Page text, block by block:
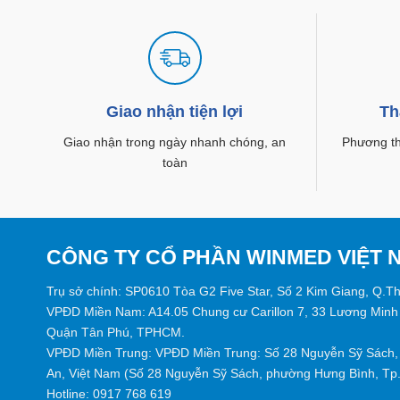
Giao nhận tiện lợi
Giao nhận trong ngày nhanh chóng, an
toàn
Phương
CÔNG TY CỔ PHẦN WINMED VIỆT
Trụ sở chính: SP0610 Tòa G2 Five Star, Số 2 Kim Giang,
VPĐD Miền Nam: A14.05 Chung cư Carillon 7, 33 Lương
Quận Tân Phú, TPHCM.
VPĐD Miền Trung: VPĐD Miền Trung: Số 28 Nguyễn Sỹ
An, Việt Nam (Số 28 Nguyễn Sỹ Sách, phường Hưng Bình,
Hotline: 0917 768 619